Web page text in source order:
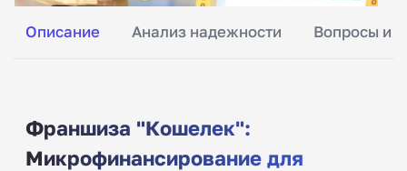
Описание Анализ надежности Вопросы и
Франшиза "Кошелек":
Микрофинансирование для